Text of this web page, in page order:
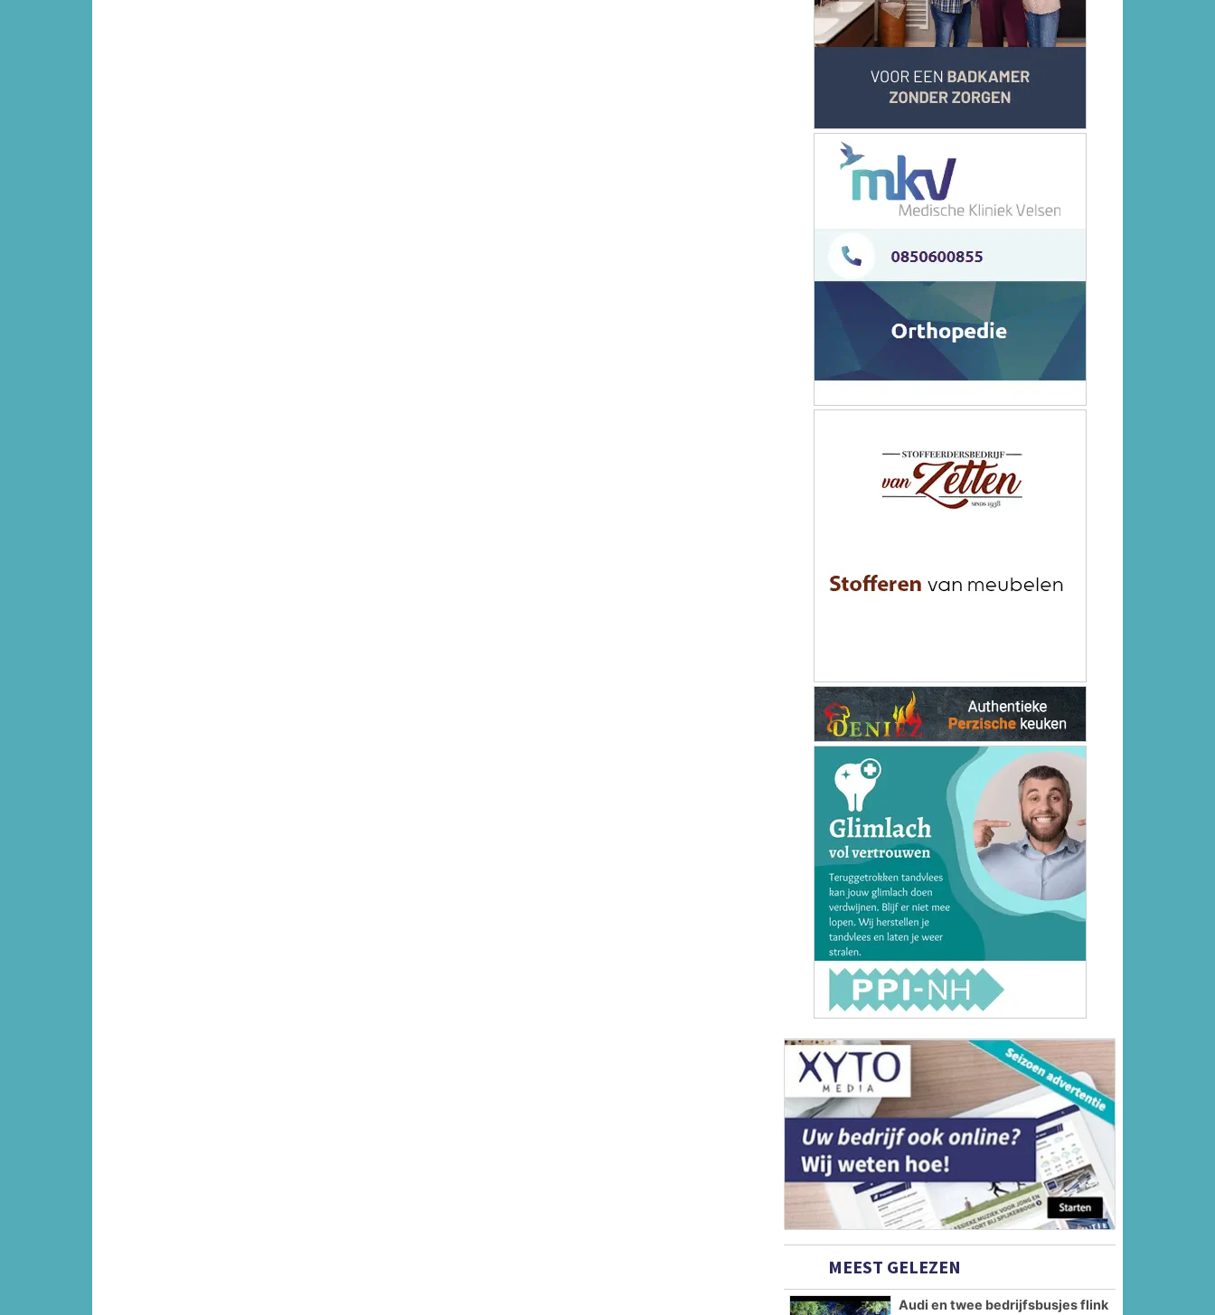
MEEST GELEZEN
Audi en twee bedrijfsbusjes flink